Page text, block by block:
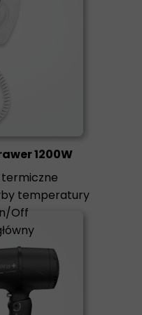
1200W
temperatury
Off